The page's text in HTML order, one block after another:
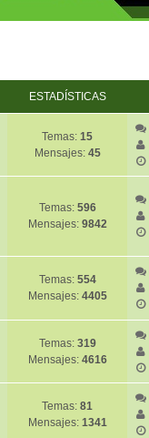
ESTADÍSTICAS
Temas: 15
Mensajes: 45
Temas: 596
Mensajes: 9842
Temas: 554
Mensajes: 4405
Temas: 319
Mensajes: 4616
Temas: 81
Mensajes: 1341